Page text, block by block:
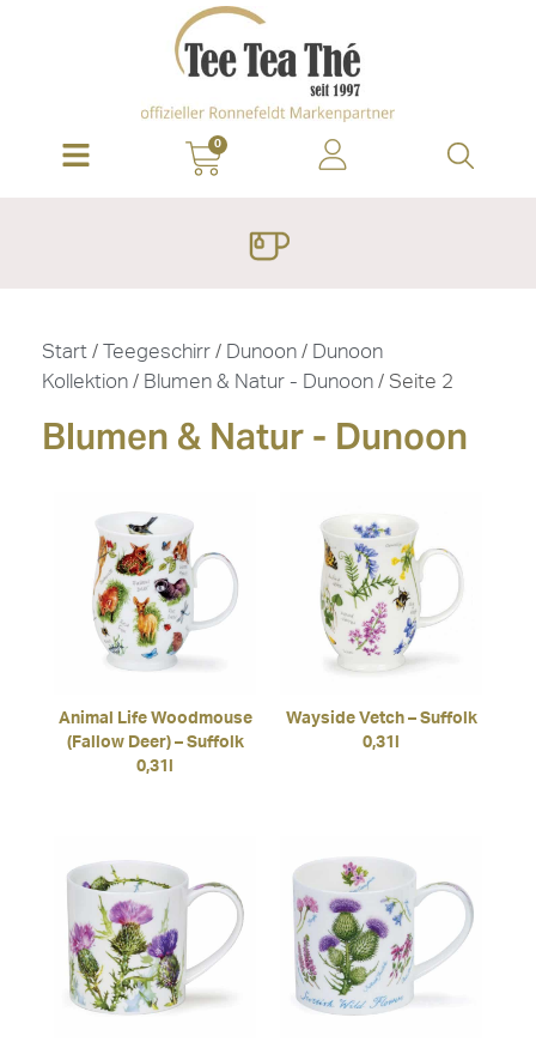
0
Start / Teegeschirr / Dunoon / Dunoon
Kollektion / Blumen & Natur - Dunoon / Seite 2
Blumen & Natur - Dunoon
Animal Life Woodmouse
(Fallow Deer) – Suffolk
0,31l
Wayside Vetch – Suffolk
0,31l